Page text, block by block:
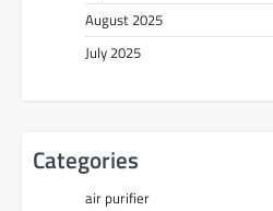
August 2025
July 2025
Categories
air purifier